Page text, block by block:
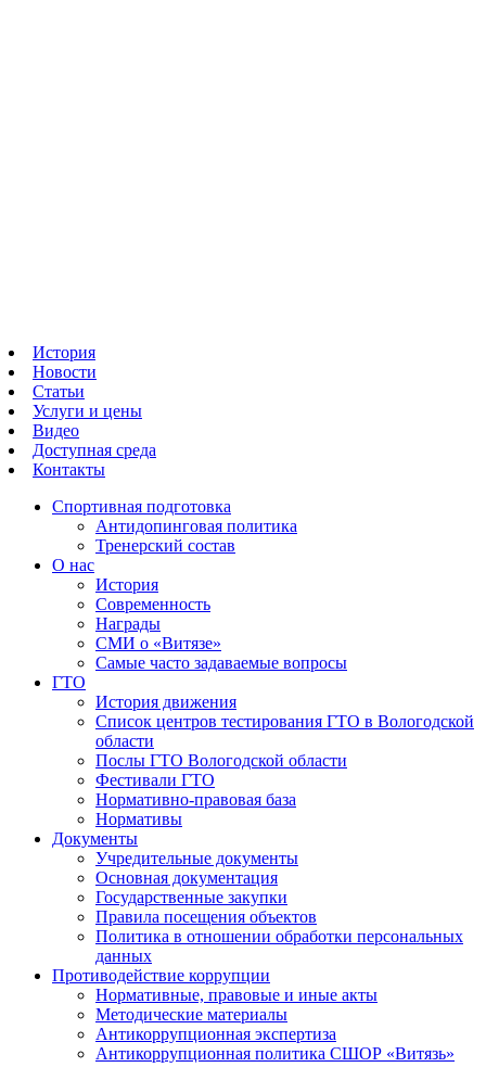
История
Новости
Статьи
Услуги и цены
Видео
Доступная среда
Контакты
Спортивная подготовка
Антидопинговая политика
Тренерский состав
О нас
История
Современность
Награды
СМИ о «Витязе»
Самые часто задаваемые вопросы
ГТО
История движения
Список центров тестирования ГТО в Вологодской
области
Послы ГТО Вологодской области
Фестивали ГТО
Нормативно-правовая база
Нормативы
Документы
Учредительные документы
Основная документация
Государственные закупки
Правила посещения объектов
Политика в отношении обработки персональных
данных
Противодействие коррупции
Нормативные, правовые и иные акты
Методические материалы
Антикоррупционная экспертиза
Антикоррупционная политика СШОР «Витязь»